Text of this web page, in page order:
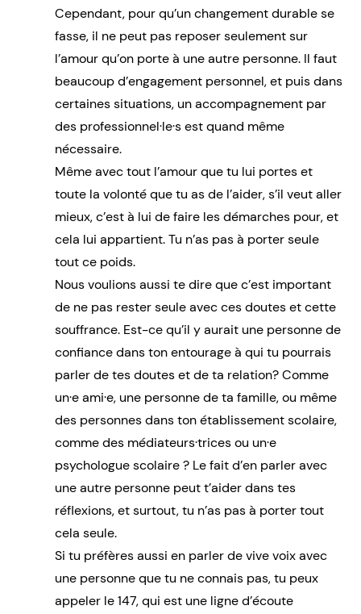
Cependant, pour qu’un changement durable se
fasse, il ne peut pas reposer seulement sur
l’amour qu’on porte à une autre personne. Il faut
beaucoup d’engagement personnel, et puis dans
certaines situations, un accompagnement par
des professionnel·le·s est quand même
nécessaire.
Même avec tout l’amour que tu lui portes et
toute la volonté que tu as de l’aider, s’il veut aller
mieux, c’est à lui de faire les démarches pour, et
cela lui appartient. Tu n’as pas à porter seule
tout ce poids.
Nous voulions aussi te dire que c’est important
de ne pas rester seule avec ces doutes et cette
souffrance. Est-ce qu’il y aurait une personne de
confiance dans ton entourage à qui tu pourrais
parler de tes doutes et de ta relation? Comme
un·e ami·e, une personne de ta famille, ou même
des personnes dans ton établissement scolaire,
comme des médiateurs·trices ou un·e
psychologue scolaire ? Le fait d’en parler avec
une autre personne peut t’aider dans tes
réflexions, et surtout, tu n’as pas à porter tout
cela seule.
Si tu préfères aussi en parler de vive voix avec
une personne que tu ne connais pas, tu peux
appeler le 147, qui est une ligne d’écoute